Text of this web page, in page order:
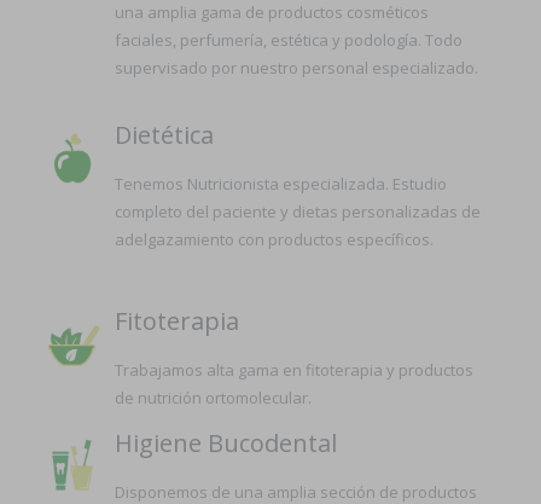
una amplia gama de productos cosméticos
faciales, perfumería, estética y podología. Todo
supervisado por nuestro personal especializado.
Dietética
Tenemos Nutricionista especializada. Estudio
completo del paciente y dietas personalizadas de
adelgazamiento con productos específicos.
Fitoterapia
Trabajamos alta gama en fitoterapia y productos
de nutrición ortomolecular.
Higiene Bucodental
Disponemos de una amplia sección de productos